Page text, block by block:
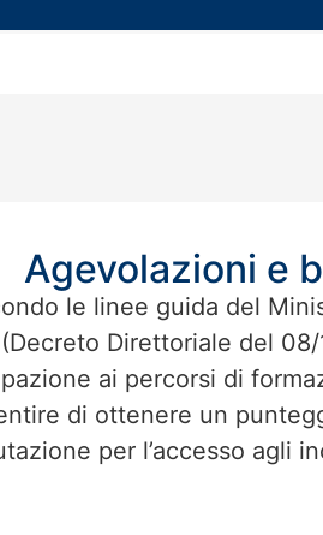
Agevolazioni e
le linee guida del
(Decreto Direttoriale del
ai percorsi di
di ottenere un
per l’accesso agli